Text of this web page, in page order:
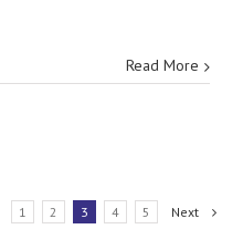
Read More
1 2 3 4 5 Next